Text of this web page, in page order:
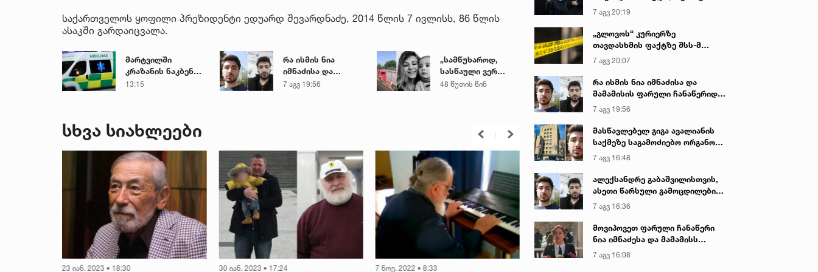
საქართველოს ყოფილი პრეზიდენტი ედუარდ შევარდნაძე, 2014 წლის 7 ივლისს, 86 წლის
ასაკში გარდაიცვალა.
მარტვილში
კრაზანის ნაკბენით
მძიმე
გადაარჩინეს
13:15
რა ისმის ნია
იმნაძისა და
მამამისის ფარული
7 აგვ 19:56
„სამწუხაროდ,
სასწაული ვერ
მოხდა... ელენიკო
განისვენებს“ -
ტრაგიკულად
დაღუპულ დედა-
შვილს გლოვობენ
48 წუთის წინ
სხვა სიახლეები
23 იან. 2023 • 18:30 30 იან. 2023 • 17:24 7 ნოე. 2022 • 8:33
იყო ნია იმნაძე წამქეზებელი...“ -
გიგა ავალიანის დედა
7 აგვ 20:19
„გლოვოს“ კურიერზე
თავდასხმის ფაქტზე შსს-მ
გამოძიება დაიწყო
7 აგვ 20:07
რა ისმის ნია იმნაძისა და
მამამისის ფარული ჩანაწერიდან
- გიგა ავალიანის მკვლელობის
საქმე
7 აგვ 19:56
მასწავლებელ გიგა ავალიანის
საქმეზე საგამოძიებო ორგანო
დაკავებულ არასრულწლოვნებს -
ნია იმნაძესა და ანასტასია
ბერუაშვილს 30 დღის
განმავლობაში ფარულად
7 აგვ 16:48
ალექსანდრე გაბაშვილისთვის,
ასეთი წარსული გამოცდილების
ადამიანისთვის ინფორმაციის
მიწოდება, რომ მასწავლებელი
სექსუალურად ავიწროებდა,
ფაქტობრივად, წაქეზება იყო -
7 აგვ 16:36
მოვიპოვეთ ფარული ჩანაწერი
ნია იმნაძესა და მამამისს
შორის, განიხილავდნენ, როგორ
ჩაიდინა გაბაშვილმა დანაშაული
7 აგვ 16:08